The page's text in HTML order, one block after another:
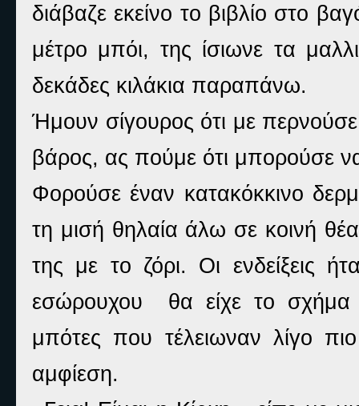
διάβαζε εκείνο το βιβλίο στο
μέτρο μπόι, της ίσιωνε τα
δεκάδες κιλάκια παραπάνω.
Ήμουν σίγουρος ότι με
βάρος, ας πούμε ότι μπορούσε
Φορούσε έναν κατακόκκινο
τη μισή θηλαία άλω σε κοινή
της με το ζόρι. Οι ενδείξεις
εσώρουχου
θα είχε το σχήμα
μπότες που τέλειωναν λίγο
αμφίεση.